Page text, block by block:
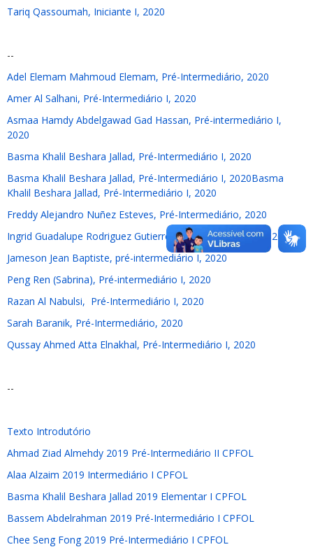
Tariq Qassoumah, Iniciante I, 2020
--
Adel Elemam Mahmoud Elemam, Pré-Intermediário, 2020
Amer Al Salhani, Pré-Intermediário I, 2020
Asmaa Hamdy Abdelgawad Gad Hassan, Pré-intermediário I,
2020
Basma Khalil Beshara Jallad, Pré-Intermediário I, 2020
Basma Khalil Beshara Jallad, Pré-Intermediário I, 2020Basma
Khalil Beshara Jallad, Pré-Intermediário I, 2020
Freddy Alejandro Nuñez Esteves, Pré-Intermediário, 2020
Ingrid Guadalupe Rodriguez Gutierrez, Pré-Intermediário I, 2020
Jameson Jean Baptiste, pré-intermediário I, 2020
Peng Ren (Sabrina), Pré-intermediário I, 2020
Razan Al Nabulsi, Pré-Intermediário I, 2020
Sarah Baranik, Pré-Intermediário, 2020
Qussay Ahmed Atta Elnakhal, Pré-Intermediário I, 2020
--
Texto Introdutório
Ahmad Ziad Almehdy 2019 Pré-Intermediário II CPFOL
Alaa Alzaim 2019 Intermediário I CPFOL
Basma Khalil Beshara Jallad 2019 Elementar I CPFOL
Bassem Abdelrahman 2019 Pré-Intermediário I CPFOL
Chee Seng Fong 2019 Pré-Intermediário I CPFOL